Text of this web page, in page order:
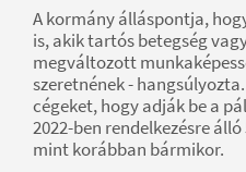
A kormány álláspontja,
is, akik tartós betegség
megváltozott
szeretnének -
cégeket, hogy adják be a
2022-ben rendelkezésre
mint korábban bármikor.